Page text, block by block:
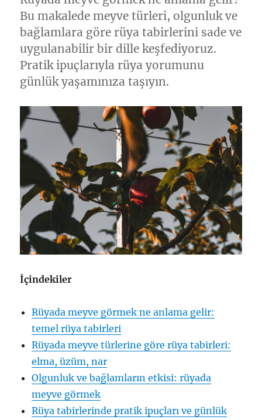
Bu makalede meyve türleri, olgunluk ve
bağlamlara göre rüya tabirlerini sade ve
uygulanabilir bir dille keşfediyoruz.
Pratik ipuçlarıyla rüya yorumunu
günlük yaşamınıza taşıyın.
İçindekiler
Rüyada meyve görmek ne anlama gelir:
temel rüya tabirleri
Rüyada meyve türlerine göre rüya tabirleri:
elma, üzüm, nar
Olgunluk ve bağlamların etkisi: rüyada
meyve görmek
Rüya tabirlerinde pratik ipuçları ve günlük